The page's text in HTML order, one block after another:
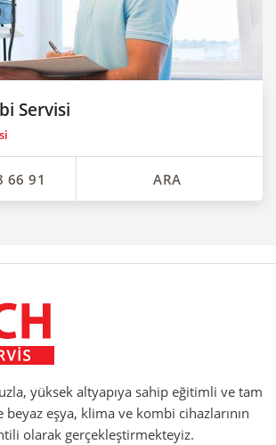
Servisi
66 91 ARA
yüksek altyapıya sahip eğitimli ve tam
beyaz eşya, klima ve kombi cihazlarının
olarak gerçekleştirmekteyiz.